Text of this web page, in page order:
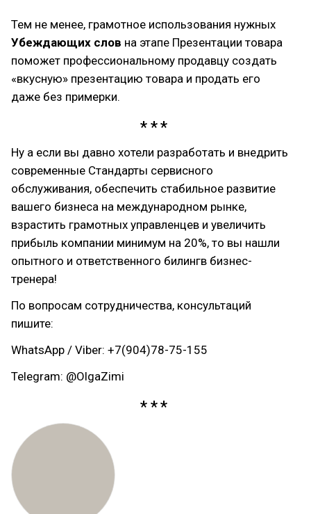
Тем не менее, грамотное использования нужных
Убеждающих слов на этапе Презентации товара
поможет профессиональному продавцу создать
«вкусную» презентацию товара и продать его
даже без примерки.
Ну а если вы давно хотели разработать и внедрить
современные Стандарты сервисного
обслуживания, обеспечить стабильное развитие
вашего бизнеса на международном рынке,
взрастить грамотных управленцев и увеличить
прибыль компании минимум на 20%, то вы нашли
опытного и ответственного билингв бизнес-
тренера!
По вопросам сотрудничества, консультаций
пишите:
WhatsApp / Viber: +7(904)78-75-155
Telegram: @OlgaZimi